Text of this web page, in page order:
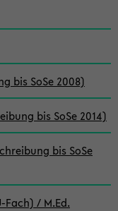
bis SoSe 2008)
bis SoSe 2014)
bis SoSe
/ M.Ed.